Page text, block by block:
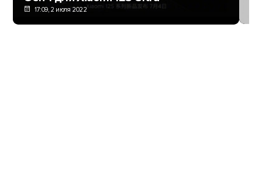
17:09, 2 июля 2022